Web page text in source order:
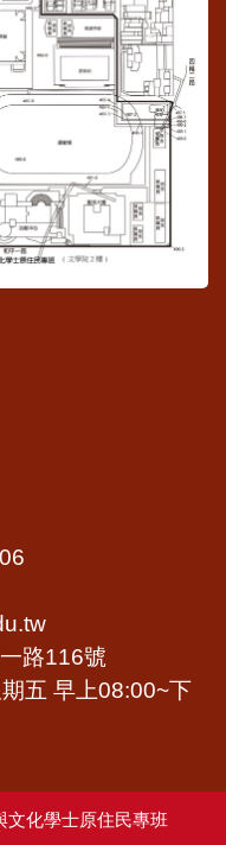
路116號
五 早上08:00~下
文化學士原住民專班